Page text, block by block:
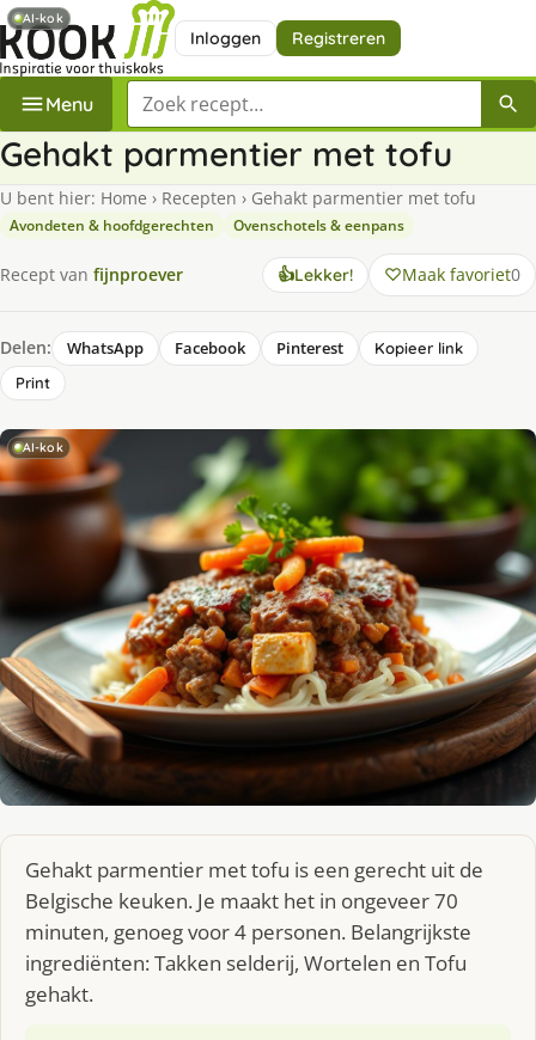
Inloggen Registreren
Menu Zoek een recept
Gehakt parmentier met tofu
U bent hier: Home › Recepten › Gehakt parmentier met tofu
Avondeten & hoofdgerechten Ovenschotels & eenpans
Recept van fijnproever 👍Lekker! Maak favoriet0
Delen: WhatsApp Facebook Pinterest
Kopieer link
Print
AI-kok
Gehakt parmentier met tofu is een gerecht uit de
Belgische keuken. Je maakt het in ongeveer 70
minuten, genoeg voor 4 personen. Belangrijkste
ingrediënten: Takken selderij, Wortelen en Tofu
gehakt.
AI-kok